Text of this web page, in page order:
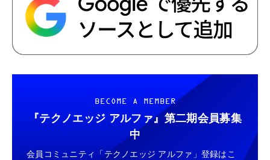
BECOME A MEMBER
『テクノエッジ アルファ』 第二期会員募集
中
会員コミュニティ「テクノエッジ アルファ」登録はこ